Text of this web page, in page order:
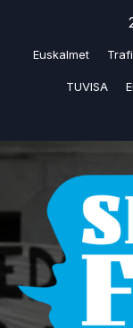
Euskalmet
TUVISA